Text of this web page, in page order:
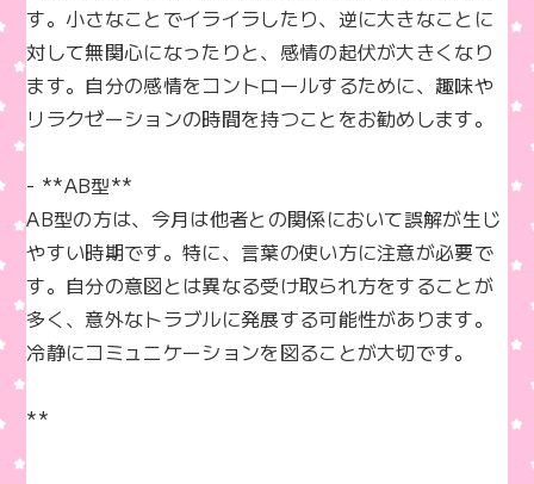
す。小さなことでイライラしたり、逆に大きなことに
対して無関心になったりと、感情の起伏が大きくなり
ます。自分の感情をコントロールするために、趣味や
リラクゼーションの時間を持つことをお勧めします。
- **AB型**
AB型の方は、今月は他者との関係において誤解が生じ
やすい時期です。特に、言葉の使い方に注意が必要で
す。自分の意図とは異なる受け取られ方をすることが
多く、意外なトラブルに発展する可能性があります。
冷静にコミュニケーションを図ることが大切です。
**